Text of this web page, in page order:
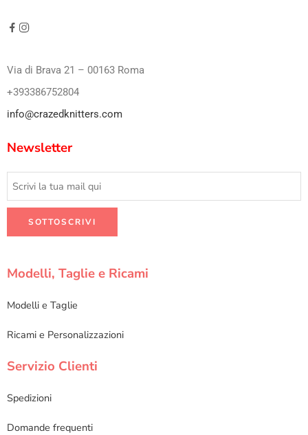
Via di Brava 21 – 00163 Roma
+393386752804
info@crazedknitters.com
Newsletter
Modelli, Taglie e Ricami
Modelli e Taglie
Ricami e Personalizzazioni
Servizio Clienti
Spedizioni
Domande frequenti